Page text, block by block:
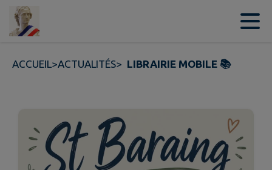
Contenu
ACCUEIL>ACTUALITÉS> LIBRAIRIE MOBILE 📚